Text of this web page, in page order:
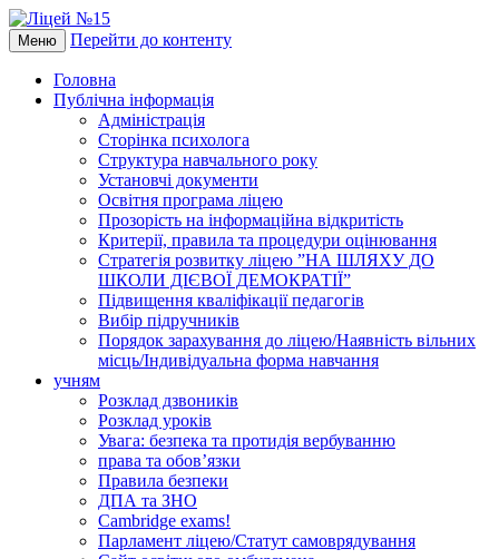
Меню Перейти до контенту
Головна
Публічна інформація
Адміністрація
Сторінка психолога
Структура навчального року
Установчі документи
Освітня програма ліцею
Прозорість на інформаційна відкритість
Критерії, правила та процедури оцінювання
Стратегія розвитку ліцею ”НА ШЛЯХУ ДО
ШКОЛИ ДІЄВОЇ ДЕМОКРАТІЇ”
Підвищення кваліфікації педагогів
Вибір підручників
Порядок зарахування до ліцею/Наявність вільних
місць/Індивідуальна форма навчання
учням
Розклад дзвоників
Розклад уроків
Увага: безпека та протидія вербуванню
права та обов’язки
Правила безпеки
ДПА та ЗНО
Cambridge exams!
Парламент ліцею/Статут самоврядування